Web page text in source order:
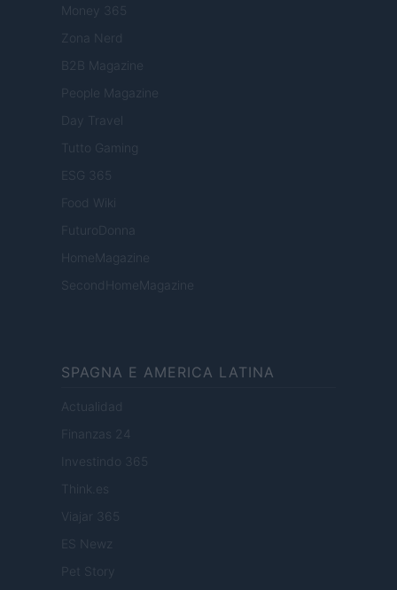
Money 365
Zona Nerd
B2B Magazine
People Magazine
Day Travel
Tutto Gaming
ESG 365
Food Wiki
FuturoDonna
HomeMagazine
SecondHomeMagazine
SPAGNA E AMERICA LATINA
Actualidad
Finanzas 24
Investindo 365
Think.es
Viajar 365
ES Newz
Pet Story